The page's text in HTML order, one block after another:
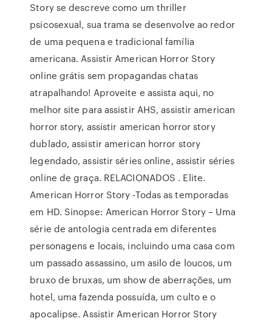
Story se descreve como um thriller
psicosexual, sua trama se desenvolve ao redor
de uma pequena e tradicional família
americana. Assistir American Horror Story
online grátis sem propagandas chatas
atrapalhando! Aproveite e assista aqui, no
melhor site para assistir AHS, assistir american
horror story, assistir american horror story
dublado, assistir american horror story
legendado, assistir séries online, assistir séries
online de graça. RELACIONADOS . Elite.
American Horror Story -Todas as temporadas
em HD. Sinopse: American Horror Story – Uma
série de antologia centrada em diferentes
personagens e locais, incluindo uma casa com
um passado assassino, um asilo de loucos, um
bruxo de bruxas, um show de aberrações, um
hotel, uma fazenda possuída, um culto e o
apocalipse. Assistir American Horror Story